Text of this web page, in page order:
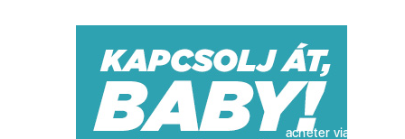
acheter viagra sans